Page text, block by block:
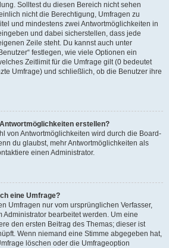
Solltest du diesen Bereich nicht sehen
nicht die Berechtigung, Umfragen zu
und mindestens zwei Antwortmöglichkeiten in
und dabei sicherstellen, dass jede
Zeile steht. Du kannst auch unter
festlegen, wie viele Optionen ein
Zeitlimit für die Umfrage gilt (0 bedeutet
Umfrage) und schließlich, ob die Benutzer ihre
erstellen?
von Antwortmöglichkeiten wird durch die Board-
du glaubst, mehr Antwortmöglichkeiten als
einen Administrator.
eine Umfrage?
Umfragen nur vom ursprünglichen Verfasser,
Administrator bearbeitet werden. Um eine
den ersten Beitrag des Themas; dieser ist
Wenn niemand eine Stimme abgegeben hat,
löschen oder die Umfrageoption